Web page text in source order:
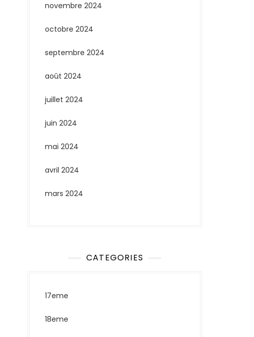
novembre 2024
octobre 2024
septembre 2024
août 2024
juillet 2024
juin 2024
mai 2024
avril 2024
mars 2024
CATEGORIES
17eme
18eme